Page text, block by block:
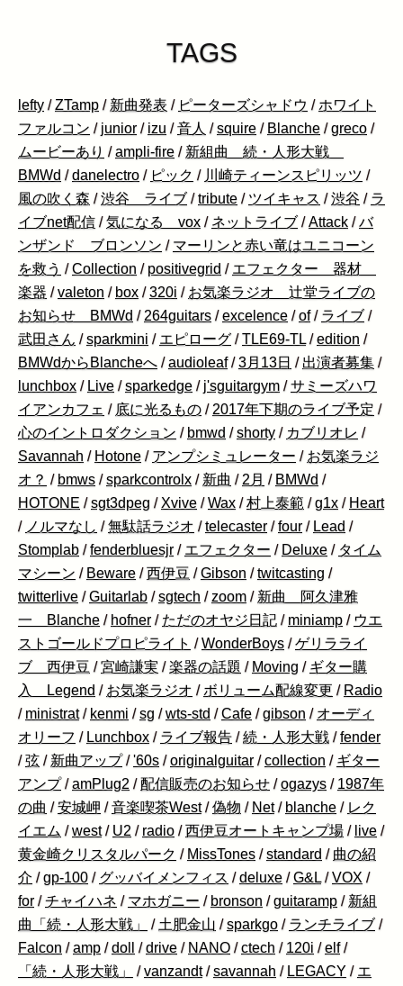
TAGS
lefty /ZTamp / 新曲発表 / ピーターズシャドウ /ホワイト
ファルコン / junior / izu /音人 /squire / Blanche /greco /
ムービーあり /ampli-fire / 新組曲 続・人形大戦
BMWd /danelectro / ピック / 川崎ティーンスピリッツ /
風の吹く森 /渋谷 ライブ /tribute / ツイキャス /渋谷 / ラ
イブnet配信 /気になる vox / ネットライブ /Attack /バ
ンザンド ブロンソン / マーリンと赤い竜はユニコーン
を救う /Collection / positivegrid / エフェクター 器材
楽器 /valeton / box /320i / お気楽ラジオ 辻堂ライブの
お知らせ BMWd /264guitars /excelence /of / ライブ /
武田さん /sparkmini / エピローグ /TLE69-TL /edition /
BMWdからBlancheへ /audioleaf /3月13日 / 出演者募集 /
lunchbox / Live /sparkedge / j'sguitargym /サミーズハワ
イアンカフェ / 底に光るもの /2017年下期のライブ予定 /
心のイントロダクション / bmwd /shorty / カブリオレ /
Savannah / Hotone / アンプシミュレーター / お気楽ラジ
オ？ / bmws /sparkcontrolx / 新曲 /2月 / BMWd /
HOTONE /sgt3dpeg /Xvive /Wax /村上泰範 /g1x / Heart
/ ノルマなし /無駄話ラジオ /telecaster /four / Lead /
Stomplab /fenderbluesjr / エフェクター / Deluxe / タイム
マシーン / Beware / 西伊豆 /Gibson /twitcasting /
twitterlive /Guitarlab /sgtech /zoom / 新曲 阿久津雅
一 Blanche / hofner / ただのオヤジ日記 / miniamp / ウエ
ストゴールドプロピライト /WonderBoys /ゲリラライ
ブ 西伊豆 /宮崎謙実 /楽器の話題 / Moving / ギター購
入 Legend / お気楽ラジオ /ボリューム配線変更 / Radio
/ ministrat / kenmi /sg /wts-std /Cafe /gibson / オーディ
オリーフ / Lunchbox / ライブ報告 /続・人形大戦 /fender
/弦 / 新曲アップ /'60s /originalguitar /collection / ギター
アンプ /amPlug2 / 配信販売のお知らせ /ogazys / 1987年
の曲 /安城岬 /音楽喫茶West /偽物 / Net / blanche / レク
イエム /west / U2 / radio / 西伊豆オートキャンプ場 / live /
黄金崎クリスタルパーク / MissTones /standard / 曲の紹
介 /gp-100 / グッバイメンフィス /deluxe /G&L /VOX /
for /チャイハネ / マホガニー / bronson /guitaramp / 新組
曲「続・人形大戦」
/土肥金山 /sparkgo / ランチライブ /
Falcon /amp /doll /drive / NANO /ctech / 120i /elf /
「続・人形大戦」
/vanzandt /savannah / LEGACY / エ